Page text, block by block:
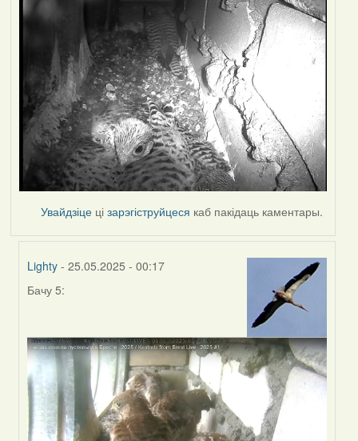
Увайдзіце цізарэгіструйцеся каб пакідаць каментары.
Lighty - 25.05.2025 - 00:17
In
by
Harrier
Бачу 5: